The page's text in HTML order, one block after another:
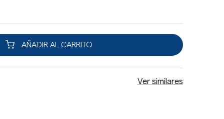
AÑADIR AL CARRITO
Ver similares